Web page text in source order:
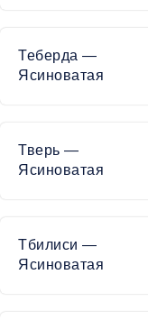
Теберда —
Ясиноватая
Тверь —
Ясиноватая
Тбилиси —
Ясиноватая